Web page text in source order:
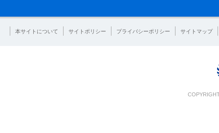
本サイトについて サイトポリシー プライバシーポリシー サイトマップ